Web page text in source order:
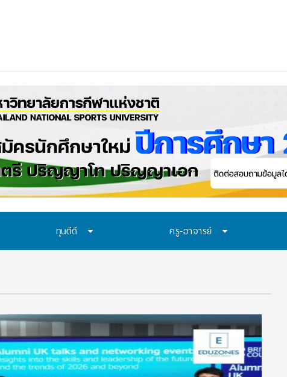
ระเทศไทย ร่วมกับภาครัฐ เพื่อรณรงค์ป้องกันและขยายการเข้าถึงการคัดกรองโล
ทุนดีดี ครู-อาจารย์